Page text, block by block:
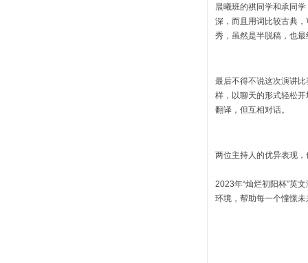
晨曦班的祺同学和承同
深，而且用词比较古典
秀，虽然是半脱稿，也
最后不得不说这次演讲
样，以聊天的形式轻松
翻译，但互相对话。
两位主持人的优异表现
2023年“灿烂初阳杯”英
环境，帮助每一个憧憬